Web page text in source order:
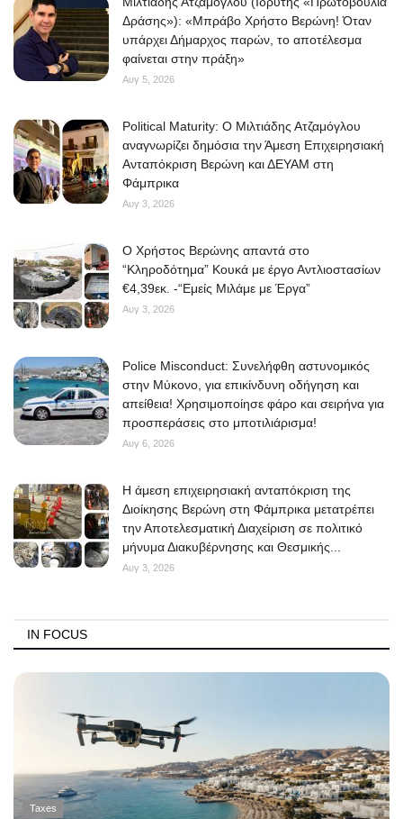
Δράσης»): «Μπράβο Χρήστο Βερώνη! Όταν
υπάρχει Δήμαρχος παρών, το αποτέλεσμα
φαίνεται στην πράξη»
Αυγ 5, 2026
Political Maturity: Ο Μιλτιάδης Ατζαμόγλου
αναγνωρίζει δημόσια την Άμεση Επιχειρησιακή
Ανταπόκριση Βερώνη και ΔΕΥΑΜ στη
Φάμπρικα
Αυγ 3, 2026
O Χρήστος Βερώνης απαντά στο
“Κληροδότημα” Κουκά με έργο Αντλιοστασίων
€4,39εκ. -“Εμείς Μιλάμε με Έργα”
Αυγ 3, 2026
Police Misconduct: Συνελήφθη αστυνομικός
στην Μύκονο, για επικίνδυνη οδήγηση και
απείθεια! Χρησιμοποίησε φάρο και σειρήνα για
προσπεράσεις στο μποτιλιάρισμα!
Αυγ 6, 2026
Η άμεση επιχειρησιακή ανταπόκριση της
Διοίκησης Βερώνη στη Φάμπρικα μετατρέπει
την Αποτελεσματική Διαχείριση σε πολιτικό
μήνυμα Διακυβέρνησης και Θεσμικής...
Αυγ 3, 2026
IN FOCUS
Taxes